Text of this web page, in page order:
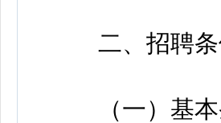
二、招聘条
（一）基本